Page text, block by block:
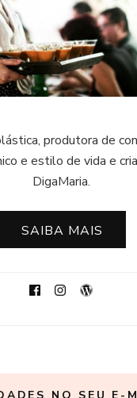
produtora de
e estilo de vida e
DigaMaria.
SAIBA MAIS
NO SEU E-